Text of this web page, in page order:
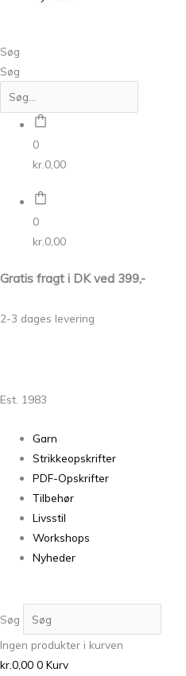
Søg
Søg
0
kr. 0,00
0
kr. 0,00
Gratis fragt i DK ved 399,-
2-3 dages levering
Est. 1983
Garn
Strikkeopskrifter
PDF-Opskrifter
Tilbehør
Livsstil
Workshops
Nyheder
Søg
Ingen produkter i kurven
kr.0,00 0 Kurv